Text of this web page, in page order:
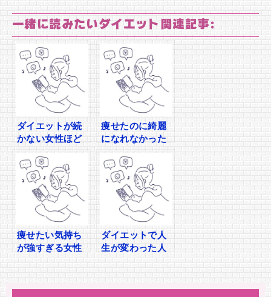
一緒に読みたいダイエット関連記事:
ダイエットが続
かない女性ほど
眠れていない説
痩せたのに綺麗
になれなかった
私が最初に見直
したこと
痩せたい気持ち
が強すぎる女性
ダイエットで人
生が変わった人